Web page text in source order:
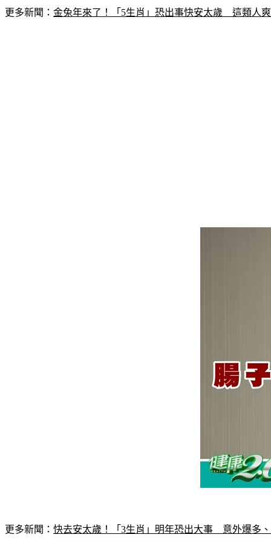
更多新聞： 金兔年來了！「5生肖」恐出事快安太歲　這類人
更多新聞： 快去安太歲！「3生肖」明年恐出大事　意外爆多